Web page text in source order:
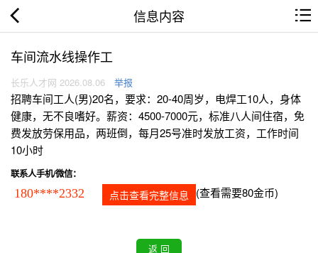
信息内容
车间流水线操作工
长乐人才网 2026.08.06 举报
招聘车间工人(男)20名，要求：20-40周岁，电焊工10人，身体
健康，无不良嗜好。薪资：4500-7000元，标准八人间住宿，免
费发放劳保用品，两班倒，每月25号准时发放工资，工作时间
10小时
联系人手机/微信：
180****2332 点击查看完整信息 (查看需要80金币)